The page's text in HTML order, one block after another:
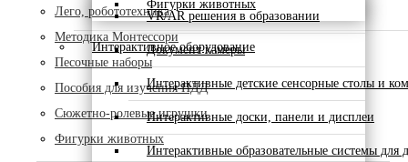
Фигурки животных
Интерактивное оборудование
VR/AR решения в образовании
Документ камеры
Интерактивные детские сенсорные столы и
Интерактивные доски, панели и дисплеи
Интерактивные образовательные системы для
Лего, робототехника
Методика Монтессори
Песочные наборы
Пособия для изучения ПДД
Сюжетно-ролевые игрушки
Фигурки животных